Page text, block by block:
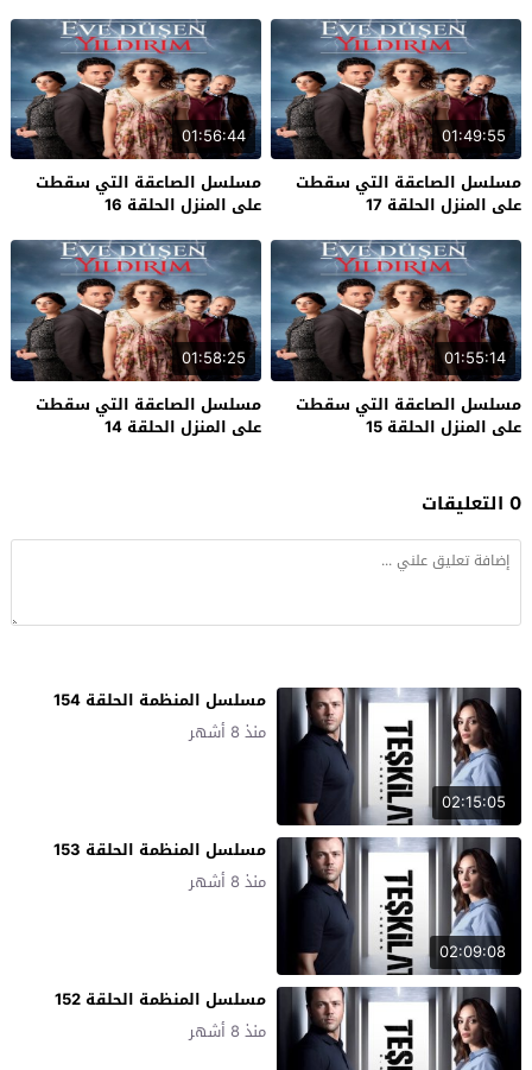
01:49:55
مسلسل الصاعقة التي سقطت
على المنزل الحلقة 17
01:56:44
مسلسل الصاعقة التي سقطت
على المنزل الحلقة 16
01:55:14
مسلسل الصاعقة التي سقطت
على المنزل الحلقة 15
01:58:25
مسلسل الصاعقة التي سقطت
على المنزل الحلقة 14
0 التعليقات
02:15:05
مسلسل المنظمة الحلقة 154
منذ 8 أشهر
02:09:08
مسلسل المنظمة الحلقة 153
منذ 8 أشهر
مسلسل المنظمة الحلقة 152
منذ 8 أشهر